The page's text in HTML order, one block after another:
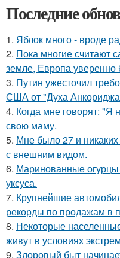
Последние
1. Яблок много - вроде
2. Пока многие считают
земле, Европа уверенно
3. Путин ужесточил
США от "Духа
4. Когда мне говорят: "Я
свою маму.
5. Мне было 27 и
с внешним видом.
6. Маринованные
уксуса.
7. Крупнейшие
рекорды по продажам в
8. Некоторые
живут в условиях
9. Здоровый быт